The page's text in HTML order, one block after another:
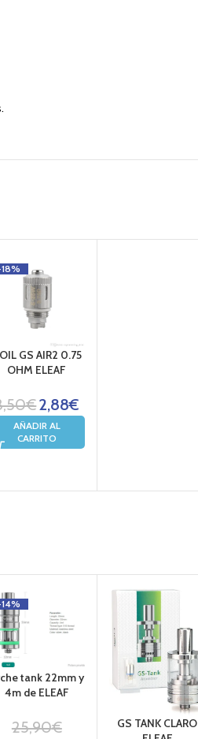
GS AIR2 0.75
OHM ELEAF
€2,88€
AÑADIR AL
CARRITO
tank 22mm y
4m de ELEAF
25,90€
GS TANK CLARO